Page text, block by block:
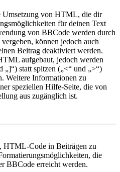
Umsetzung von HTML, die dir
für deinen Text
von BBCode werden durch
können jedoch auch
Beitrag deaktiviert werden.
aufgebaut, jedoch werden
„]“) statt spitzen („<“ und „>“)
Weitere Informationen zu
speziellen Hilfe-Seite, die von
aus zugänglich ist.
HTML-Code in Beiträgen zu
die
BBCode erreicht werden.